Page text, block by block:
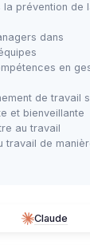
la prévention de
dans
en
de travail
et bienveillante
au travail
travail de
Claude